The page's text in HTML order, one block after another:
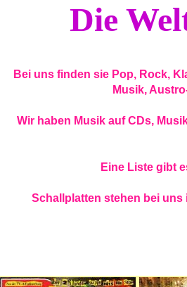
Die
Bei uns finden sie Pop, Rock,
Musik,
Wir haben Musik auf CDs,
Eine Liste gibt
Schallplatten stehen bei